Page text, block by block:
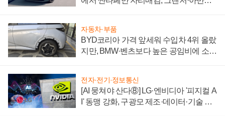
자동차·부품
BYD코리아 가격 앞세워 수입차 4위 올랐
지만, BMW·벤츠보다 높은 공임비에 소비
전자·전기·정보통신
[AI 뭉쳐야 산다⑧] LG·엔비디아 '피지컬 A
I' 동맹 강화, 구광모 제조·데이터·기술 결